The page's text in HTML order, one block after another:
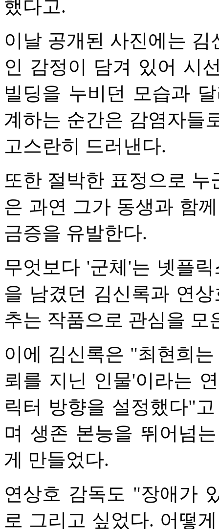
했다고.
이날 공개된 사진에는
인 감정이 담겨 있어 시
빌딩을 누비던 모습과
계하는 순간은 감염자들
고스란히 드러낸다.
또한 절박한 표정으로
은 과연 그가 동생과 함
금증을 유발한다.
무엇보다 '군체'는 넷플
을 남겼던 김신록과 연
추는 작품으로 관심을 모
이에 김신록은 "최현희
뢰를 지닌 인물'이라는
릭터 방향을 설정했다"
며 생존 본능을 뛰어넘
게 만들었다.
연상호 감독도 "장애가
로 그리고 싶었다. 어떻